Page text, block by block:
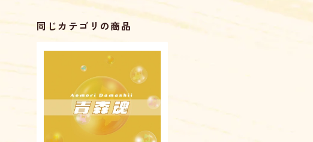
同じカテゴリの商品